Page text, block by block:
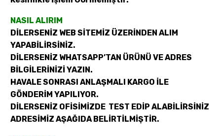
NASIL ALIRIM
DİLERSENİZ WEB SİTEMİZ ÜZERİNDEN ALIM
YAPABİLİRSİNİZ.
DİLERSENİZ WHATSAPP’TAN ÜRÜNÜ VE ADRES
BİLGİLERİNİZİ YAZIN.
HAVALE SONRASI ANLAŞMALI KARGO İLE
GÖNDERİM YAPILIYOR.
DİLERSENİZ OFİSİMİZDE TEST EDİP ALABİLİRSİNİZ
ADRESİMİZ AŞAĞIDA BELİRTİLMİŞTİR.